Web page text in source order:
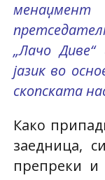
„Лачо
јазик во
скопската
Како
заедница,
препреки и